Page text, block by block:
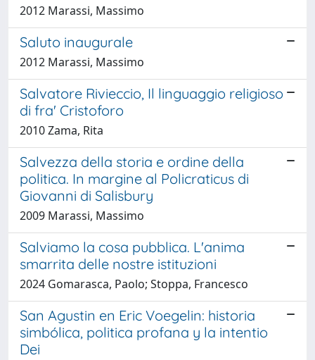
2012 Marassi, Massimo
Saluto inaugurale
2012 Marassi, Massimo
Salvatore Rivieccio, Il linguaggio religioso
di fra' Cristoforo
2010 Zama, Rita
Salvezza della storia e ordine della
politica. In margine al Policraticus di
Giovanni di Salisbury
2009 Marassi, Massimo
Salviamo la cosa pubblica. L'anima
smarrita delle nostre istituzioni
2024 Gomarasca, Paolo; Stoppa, Francesco
San Agustin en Eric Voegelin: historia
simbólica, politica profana y la intentio
Dei